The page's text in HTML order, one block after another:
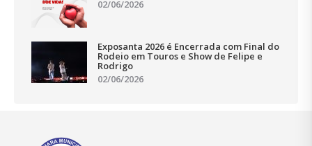
02/06/2026
Exposanta 2026 é Encerrada com Final do
Rodeio em Touros e Show de Felipe e
Rodrigo
02/06/2026